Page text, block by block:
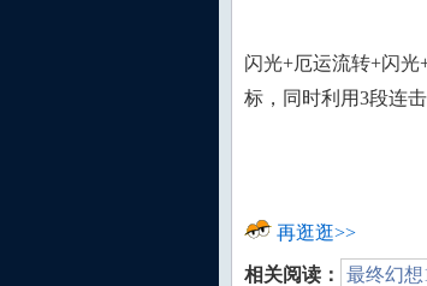
闪光+厄运流转+闪光
标，同时利用3段连
再逛逛>>
相关阅读： 最终幻想